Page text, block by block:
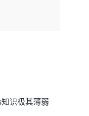
识极其薄弱